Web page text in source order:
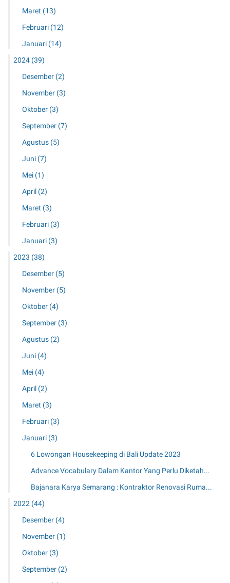
Maret (13)
Februari (12)
Januari (14)
2024 (39)
Desember (2)
November (3)
Oktober (3)
September (7)
Agustus (5)
Juni (7)
Mei (1)
April (2)
Maret (3)
Februari (3)
Januari (3)
2023 (38)
Desember (5)
November (5)
Oktober (4)
September (3)
Agustus (2)
Juni (4)
Mei (4)
April (2)
Maret (3)
Februari (3)
Januari (3)
6 Lowongan Housekeeping di Bali Update 2023
Advance Vocabulary Dalam Kantor Yang Perlu Diketah...
Bajanara Karya Semarang : Kontraktor Renovasi Ruma...
2022 (44)
Desember (4)
November (1)
Oktober (3)
September (2)